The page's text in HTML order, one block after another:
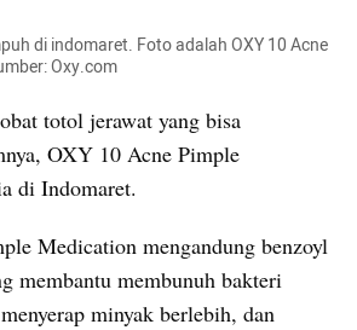
di indomaret. Foto adalah OXY 10 Acne
Oxy.com
totol jerawat yang bisa
OXY 10 Acne Pimple
di Indomaret.
Medication mengandung benzoyl
membantu membunuh bakteri
minyak berlebih, dan